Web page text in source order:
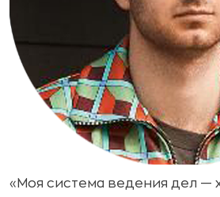
«Моя система ведения дел —